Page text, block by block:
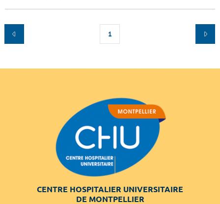
1
CENTRE HOSPITALIER UNIVERSITAIRE
DE MONTPELLIER